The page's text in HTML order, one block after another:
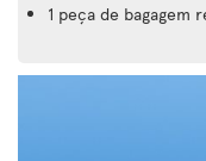
1 peça de bagagem